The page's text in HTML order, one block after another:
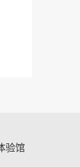
验馆